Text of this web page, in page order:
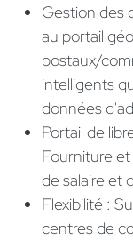
Gestion des
au portail
postaux/
intelligents
données
Portail de
Fourniture
de salaire et
Flexibilité :
centres de